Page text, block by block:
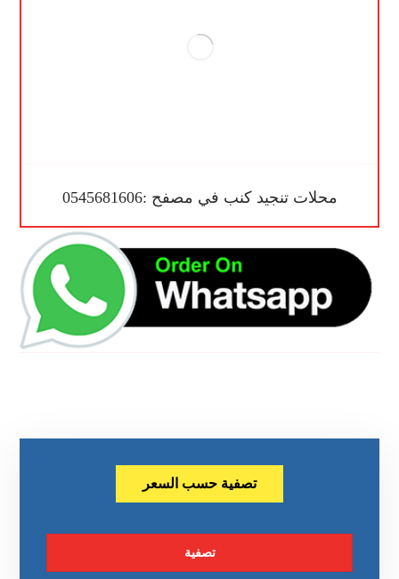
محلات تنجيد كنب في مصفح :0545681606
تصفية حسب السعر
تصفية